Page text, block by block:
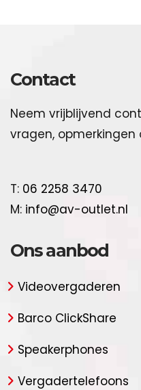
Contact
Neem vrijblijvend
vragen, opmerkingen
T: 06 2258 3470
M: info@av-outlet.nl
Ons aanbod
Videovergaderen
Barco ClickShare
Speakerphones
Vergadertelefoons